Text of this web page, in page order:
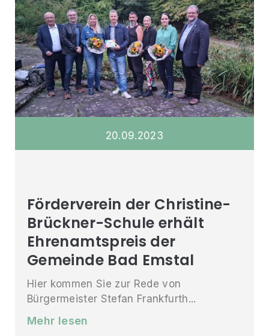
20.09.2023
Förderverein der Christine-
Brückner-Schule erhält
Ehrenamtspreis der
Gemeinde Bad Emstal
Hier kommen Sie zur Rede von
Bürgermeister Stefan Frankfurth...
Mehr lesen